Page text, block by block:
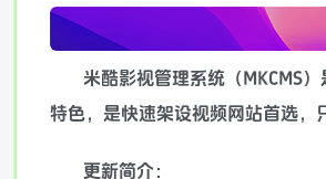
米酷影视管理系统（MKCMS
特色，是快速架设视频网站首选，
更新简介：